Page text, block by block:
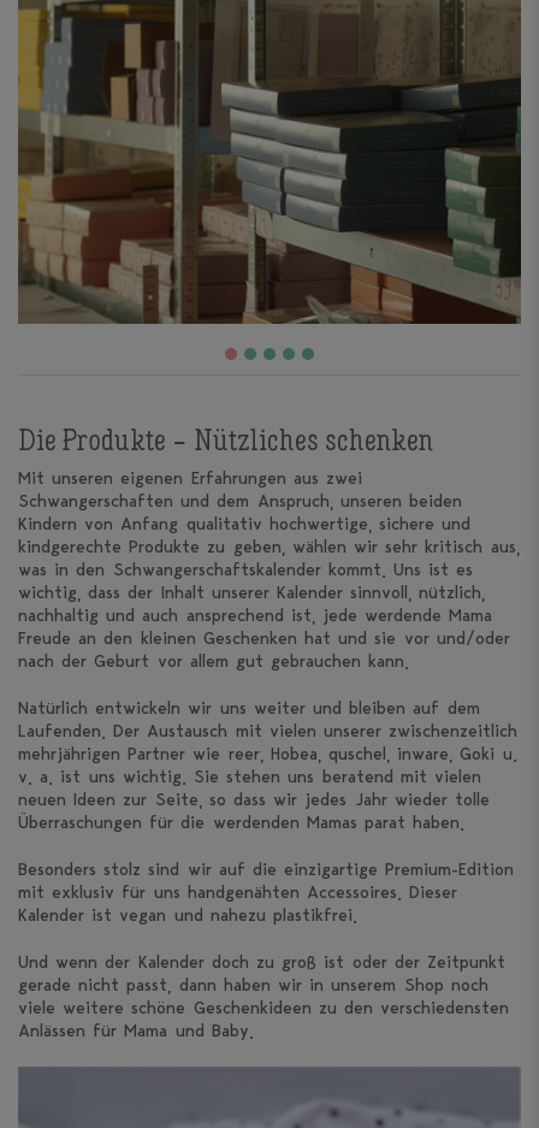
Die Produkte – Nützliches schenken
Mit unseren eigenen Erfahrungen aus zwei
Schwangerschaften und dem Anspruch, unseren beiden
Kindern von Anfang qualitativ hochwertige, sichere und
kindgerechte Produkte zu geben, wählen wir sehr kritisch aus,
was in den Schwangerschaftskalender kommt. Uns ist es
wichtig, dass der Inhalt unserer Kalender sinnvoll, nützlich,
nachhaltig und auch ansprechend ist, jede werdende Mama
Freude an den kleinen Geschenken hat und sie vor und/oder
nach der Geburt vor allem gut gebrauchen kann.
Natürlich entwickeln wir uns weiter und bleiben auf dem
Laufenden. Der Austausch mit vielen unserer zwischenzeitlich
mehrjährigen Partner wie reer, Hobea, quschel, inware, Goki u.
v. a. ist uns wichtig. Sie stehen uns beratend mit vielen
neuen Ideen zur Seite, so dass wir jedes Jahr wieder tolle
Überraschungen für die werdenden Mamas parat haben.
Besonders stolz sind wir auf die einzigartige Premium-Edition
mit exklusiv für uns handgenähten Accessoires. Dieser
Kalender ist vegan und nahezu plastikfrei.
Und wenn der Kalender doch zu groß ist oder der Zeitpunkt
gerade nicht passt, dann haben wir in unserem Shop noch
viele weitere schöne Geschenkideen zu den verschiedensten
Anlässen für Mama und Baby.